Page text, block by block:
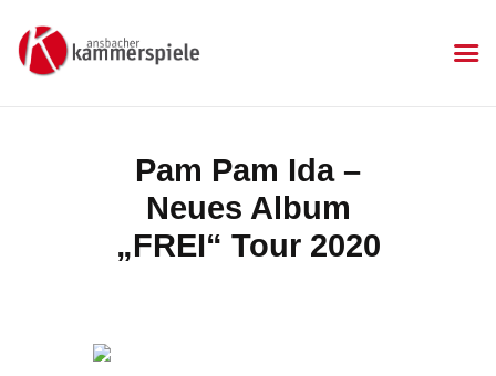
Pam Pam Ida –
Neues Album
„FREI“ Tour 2020
KAMMERSPIELE
Aktuelles
Kartenkauf
Die Kammerspiele